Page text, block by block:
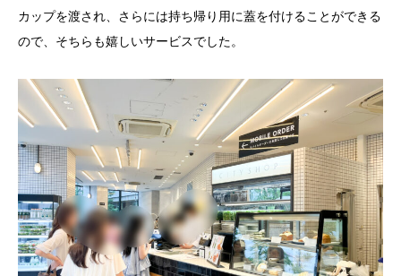
カップを渡され、さらには持ち帰り用に蓋を付けることができる
ので、そちらも嬉しいサービスでした。